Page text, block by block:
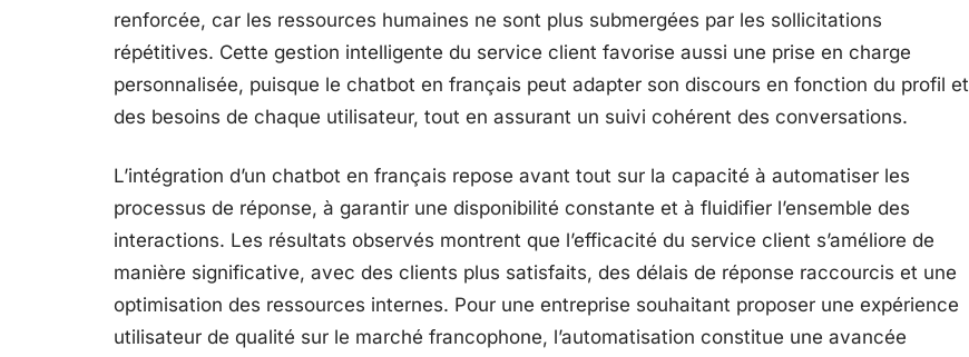
renforcée, car les ressources humaines ne sont plus submergées par les sollicitations
répétitives. Cette gestion intelligente du service client favorise aussi une prise en charge
personnalisée, puisque le chatbot en français peut adapter son discours en fonction du profil et
des besoins de chaque utilisateur, tout en assurant un suivi cohérent des conversations.
L’intégration d’un chatbot en français repose avant tout sur la capacité à automatiser les
processus de réponse, à garantir une disponibilité constante et à fluidifier l’ensemble des
interactions. Les résultats observés montrent que l’efficacité du service client s’améliore de
manière significative, avec des clients plus satisfaits, des délais de réponse raccourcis et une
optimisation des ressources internes. Pour une entreprise souhaitant proposer une expérience
utilisateur de qualité sur le marché francophone, l’automatisation constitue une avancée